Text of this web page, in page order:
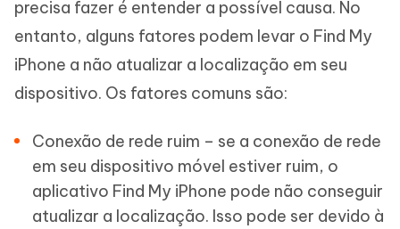
precisa fazer é entender a possível causa. No
entanto, alguns fatores podem levar o Find My
iPhone a não atualizar a localização em seu
dispositivo. Os fatores comuns são:
Conexão de rede ruim – se a conexão de rede
em seu dispositivo móvel estiver ruim, o
aplicativo Find My iPhone pode não conseguir
atualizar a localização. Isso pode ser devido à